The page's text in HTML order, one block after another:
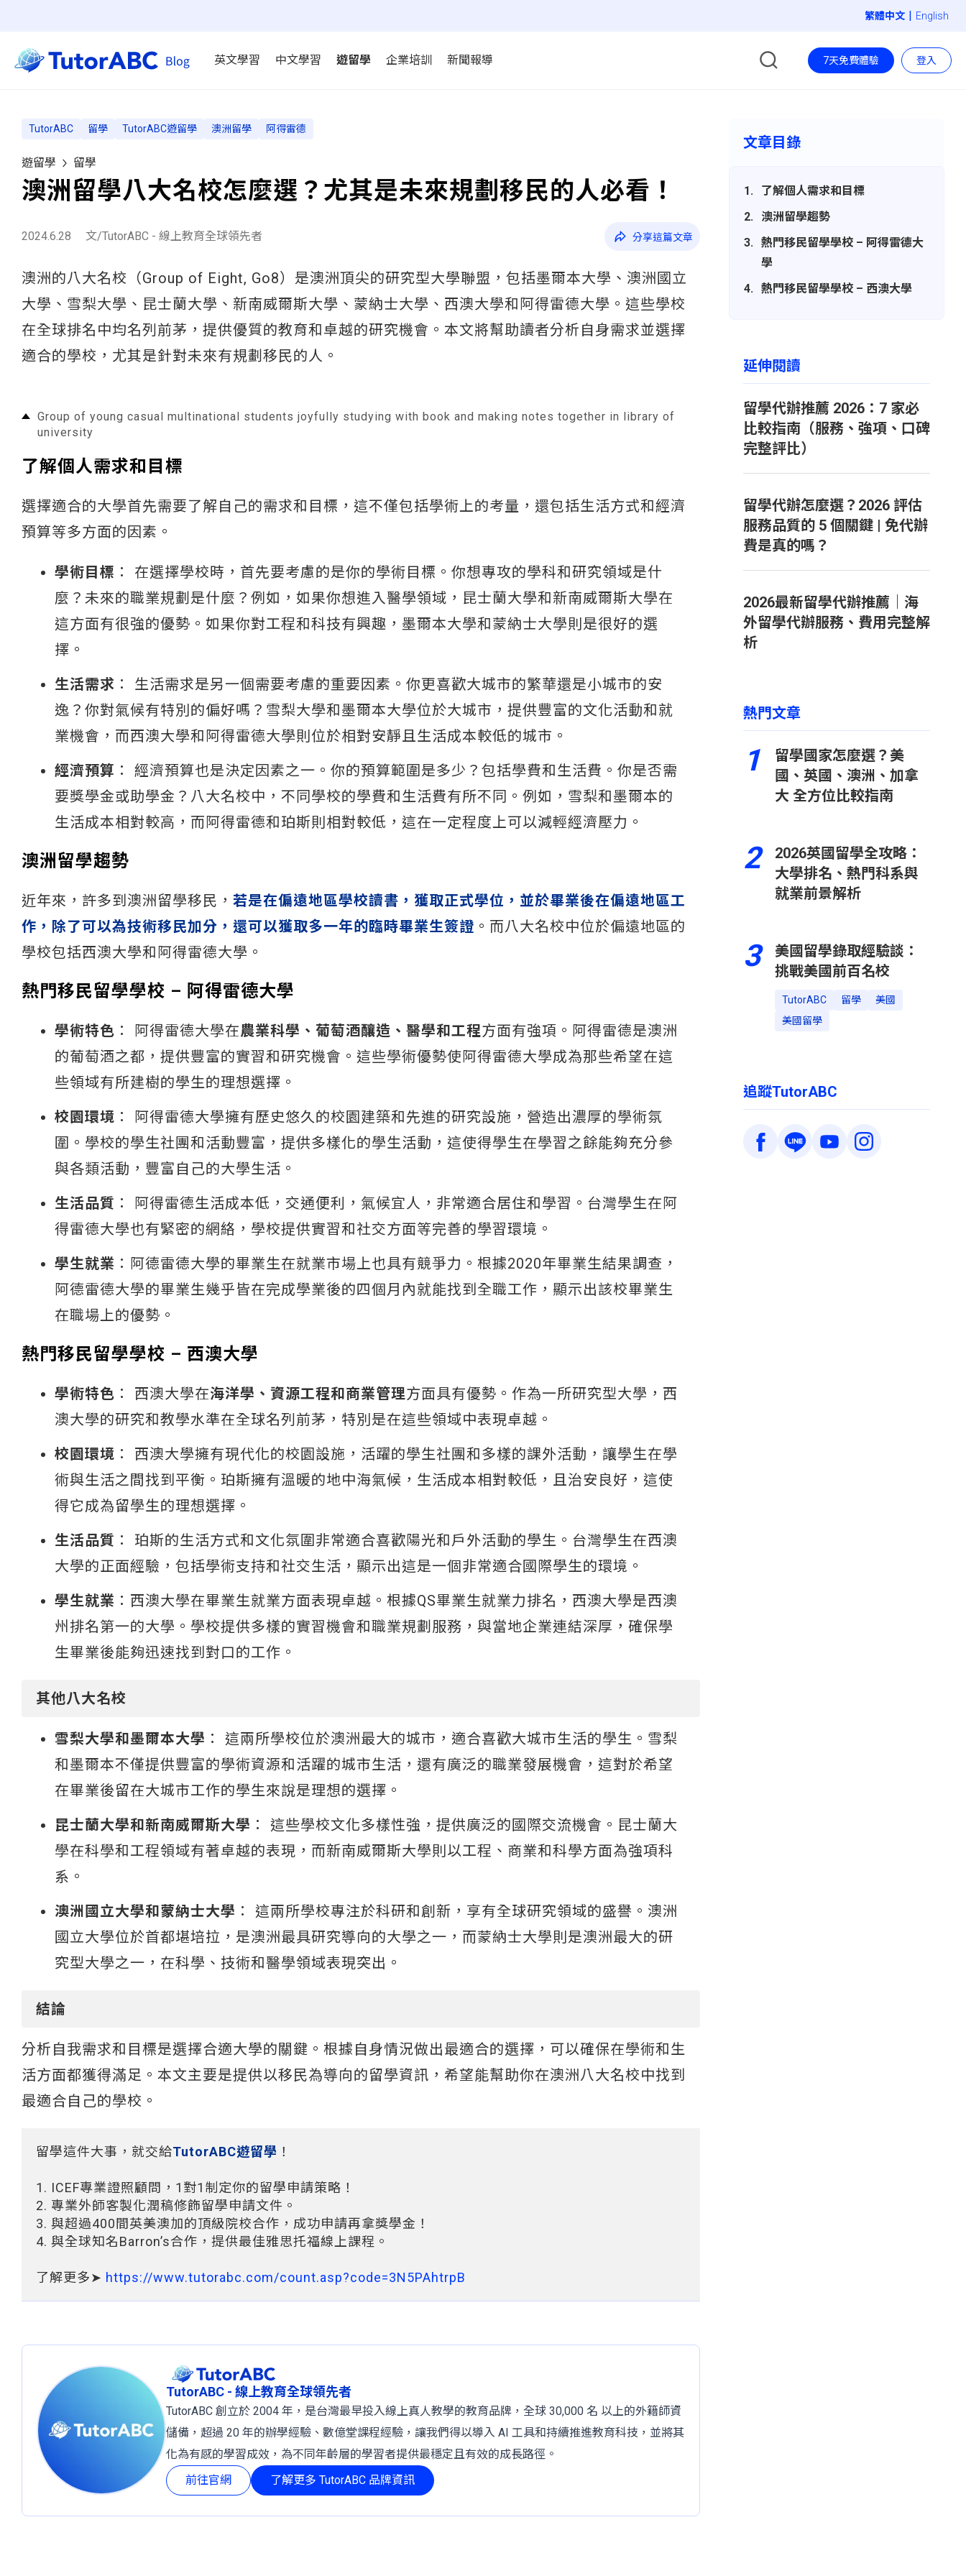
| English
英文學習 中文學習 遊留學 企業培訓 新聞報導 7天免費體驗 登入
TutorABC 留學 TutorABC遊留學 澳洲留學 阿得雷德
遊留學 留學
澳洲留學八大名校怎麼選？尤其是未來規劃移民的人必看！
2024.6.28 文/TutorABC - 線上教育全球領先者 分享這篇文章
澳洲的八大名校（Group of Eight, Go8）是澳洲頂尖的研究型大學聯盟，包括墨爾本大學、澳洲國立
大學、雪梨大學、昆士蘭大學、新南威爾斯大學、蒙納士大學、西澳大學和阿得雷德大學。這些學校
在全球排名中均名列前茅，提供優質的教育和卓越的研究機會。本文將幫助讀者分析自身需求並選擇
適合的學校，尤其是針對未來有規劃移民的人。
Group of young casual multinational students joyfully studying with book and making notes together in library of
university
了解個人需求和目標
選擇適合的大學首先需要了解自己的需求和目標，這不僅包括學術上的考量，還包括生活方式和經濟
預算等多方面的因素。
學術目標 ： 在選擇學校時，首先要考慮的是你的學術目標。你想專攻的學科和研究領域是什
麼？未來的職業規劃是什麼？例如，如果你想進入醫學領域，昆士蘭大學和新南威爾斯大學在
這方面有很強的優勢。如果你對工程和科技有興趣，墨爾本大學和蒙納士大學則是很好的選
擇。
生活需求 ： 生活需求是另一個需要考慮的重要因素。你更喜歡大城市的繁華還是小城市的安
逸？你對氣候有特別的偏好嗎？雪梨大學和墨爾本大學位於大城市，提供豐富的文化活動和就
業機會，而西澳大學和阿得雷德大學則位於相對安靜且生活成本較低的城市。
經濟預算 ： 經濟預算也是決定因素之一。你的預算範圍是多少？包括學費和生活費。你是否需
要獎學金或助學金？八大名校中，不同學校的學費和生活費有所不同。例如，雪梨和墨爾本的
生活成本相對較高，而阿得雷德和珀斯則相對較低，這在一定程度上可以減輕經濟壓力。
澳洲留學趨勢
近年來，許多到澳洲留學移民， 若是在偏遠地區學校讀書，獲取正式學位，並於畢業後在偏遠地區工
作，除了可以為技術移民加分，還可以獲取多一年的臨時畢業生簽證 。而八大名校中位於偏遠地區的
學校包括西澳大學和阿得雷德大學。
熱門移民留學學校 – 阿得雷德大學
學術特色 ： 阿得雷德大學在農業科學、葡萄酒釀造、醫學和工程方面有強項。阿得雷德是澳洲
的葡萄酒之都，提供豐富的實習和研究機會。這些學術優勢使阿得雷德大學成為那些希望在這
些領域有所建樹的學生的理想選擇​。
校園環境 ： 阿得雷德大學擁有歷史悠久的校園建築和先進的研究設施，營造出濃厚的學術氛
圍。學校的學生社團和活動豐富，提供多樣化的學生活動，這使得學生在學習之餘能夠充分參
與各類活動，豐富自己的大學生活。
生活品質 ： 阿得雷德生活成本低，交通便利，氣候宜人，非常適合居住和學習。台灣學生在阿
得雷德大學也有緊密的網絡，學校提供實習和社交方面等完善的學習環境​。
學生就業 ：阿德雷德大學的畢業生在就業市場上也具有競爭力。根據2020年畢業生結果調查，
阿德雷德大學的畢業生幾乎皆在完成學業後的四個月內就能找到全職工作，顯示出該校畢業生
在職場上的優勢。
熱門移民留學學校 – 西澳大學
學術特色 ： 西澳大學在海洋學、資源工程和商業管理方面具有優勢。作為一所研究型大學，西
澳大學的研究和教學水準在全球名列前茅，特別是在這些領域中表現卓越。
校園環境 ： 西澳大學擁有現代化的校園設施，活躍的學生社團和多樣的課外活動，讓學生在學
術與生活之間找到平衡。珀斯擁有溫暖的地中海氣候，生活成本相對較低，且治安良好，這使
得它成為留學生的理想選擇​。
生活品質 ： 珀斯的生活方式和文化氛圍非常適合喜歡陽光和戶外活動的學生。台灣學生在西澳
大學的正面經驗，包括學術支持和社交生活，顯示出這是一個非常適合國際學生的環境​​。
學生就業 ：西澳大學在畢業生就業方面表現卓越。根據QS畢業生就業力排名，西澳大學是西澳
州排名第一的大學。學校提供多樣的實習機會和職業規劃服務，與當地企業連結深厚，確保學
生畢業後能夠迅速找到對口的工作。
其他八大名校
雪梨大學和墨爾本大學 ： 這兩所學校位於澳洲最大的城市，適合喜歡大城市生活的學生。雪梨
和墨爾本不僅提供豐富的學術資源和活躍的城市生活，還有廣泛的職業發展機會，這對於希望
在畢業後留在大城市工作的學生來說是理想的選擇。
昆士蘭大學和新南威爾斯大學 ： 這些學校文化多樣性強，提供廣泛的國際交流機會。昆士蘭大
學在科學和工程領域有著卓越的表現，而新南威爾斯大學則以工程、商業和科學方面為強項科
系​。
澳洲國立大學和蒙納士大學 ： 這兩所學校專注於科研和創新，享有全球研究領域的盛譽。澳洲
國立大學位於首都堪培拉，是澳洲最具研究導向的大學之一，而蒙納士大學則是澳洲最大的研
究型大學之一，在科學、技術和醫學領域表現突出​。
結論
分析自我需求和目標是選擇合適大學的關鍵。根據自身情況做出最適合的選擇，可以確保在學術和生
活方面都獲得滿足。本文主要是提供以移民為導向的留學資訊，希望能幫助你在澳洲八大名校中找到
最適合自己的學校。
留學這件大事，就交給TutorABC遊留學 ！
1. ICEF專業證照顧問，1對1制定你的留學申請策略！
2. 專業外師客製化潤稿修飾留學申請文件。
3. 與超過400間英美澳加的頂級院校合作，成功申請再拿獎學金！
4. 與全球知名Barron’s合作，提供最佳雅思托福線上課程。
了解更多➤ https://www.tutorabc.com/count.asp?code=3N5PAhtrpB
TutorABC - 線上教育全球領先者
TutorABC 創立於 2004 年，是台灣最早投入線上真人教學的教育品牌，全球 30,000 名 以上的外籍師資
儲備，超過 20 年的辦學經驗、數億堂課程經驗，讓我們得以導入 AI 工具和持續推進教育科技，並將其
化為有感的學習成效，為不同年齡層的學習者提供最穩定且有效的成長路徑。
前往官網
了解更多 TutorABC 品牌資訊
文章目錄
了解個人需求和目標
澳洲留學趨勢
熱門移民留學學校 – 阿得雷德大
學
熱門移民留學學校 – 西澳大學
延伸閱讀
留學代辦推薦 2026：7 家必
比較指南（服務、強項、口碑
完整評比）
留學代辦怎麼選？2026 評估
服務品質的 5 個關鍵 | 免代辦
費是真的嗎？
2026最新留學代辦推薦｜海
外留學代辦服務、費用完整解
析
熱門文章
1
留學國家怎麼選？美
國、英國、澳洲、加拿
大 全方位比較指南
2
2026英國留學全攻略：
大學排名、熱門科系與
就業前景解析
3
美國留學錄取經驗談：
挑戰美國前百名校
TutorABC 留學
美國
美國留學
追蹤TutorABC